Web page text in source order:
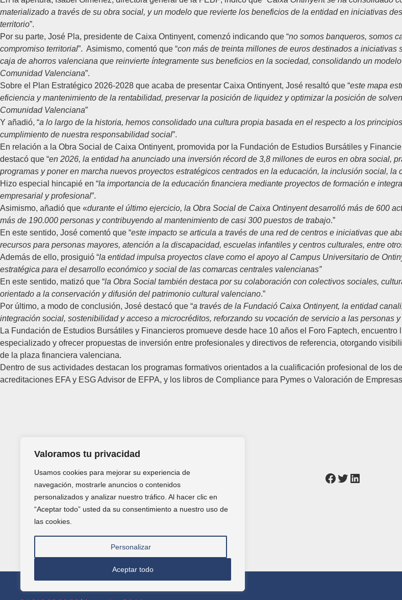
Valoramos tu privacidad
Usamos cookies para mejorar su experiencia de
navegación, mostrarle anuncios o contenidos
personalizados y analizar nuestro tráfico. Al hacer clic en
“Aceptar todo” usted da su consentimiento a nuestro uso de
las cookies.
Personalizar
Aceptar todo
materializado a través de su obra social, y un modelo que revierte los beneficios de la entidad en iniciativas
territorio”.
Por su parte, José Pla, presidente de Caixa Ontinyent, comenzó indicando que “no somos banqueros, somos
compromiso territorial”. Asimismo, comentó que “con más de treinta millones de euros destinados a iniciativas
caja de ahorros valenciana que reinvierte íntegramente sus beneficios en la sociedad, consolidando un
Comunidad Valenciana”.
Sobre el Plan Estratégico 2026-2028 que acaba de presentar Caixa Ontinyent, José resaltó que “este mapa
eficiencia y mantenimiento de la rentabilidad, preservar la posición de liquidez y optimizar la posición de
Comunidad Valenciana”
Y añadió, “a lo largo de la historia, hemos consolidado una cultura propia basada en el respecto a los
cumplimiento de nuestra responsabilidad social”.
En relación a la Obra Social de Caixa Ontinyent, promovida por la Fundación de Estudios Bursátiles y
destacó que “en 2026, la entidad ha anunciado una inversión récord de 3,8 millones de euros en obra social,
programas y poner en marcha nuevos proyectos estratégicos centrados en la educación, la inclusión social, la
Hizo especial hincapié en “la importancia de la educación financiera mediante proyectos de formación e
empresarial y profesional”.
Asimismo, añadió que «durante el último ejercicio, la Obra Social de Caixa Ontinyent desarrolló más de 600
más de 190.000 personas y contribuyendo al mantenimiento de casi 300 puestos de trabajo.”
En este sentido, José comentó que “este impacto se articula a través de una red de centros e iniciativas que
recursos para personas mayores, atención a la discapacidad, escuelas infantiles y centros culturales, entre
Además de ello, prosiguió “la entidad impulsa proyectos clave como el apoyo al Campus Universitario de
estratégica para el desarrollo económico y social de las comarcas centrales valencianas”
En este sentido, matizó que “la Obra Social también destaca por su colaboración con colectivos sociales,
orientado a la conservación y difusión del patrimonio cultural valenciano.”
Por último, a modo de conclusión, José destacó que “a través de la Fundació Caixa Ontinyent, la entidad
integración social, sostenibilidad y acceso a microcréditos, reforzando su vocación de servicio a las personas
La Fundación de Estudios Bursátiles y Financieros promueve desde hace 10 años el Foro Faptech,
especializado y ofrecer propuestas de inversión entre profesionales y directivos de referencia, otorgando
de la plaza financiera valenciana.
Dentro de sus actividades destacan los programas formativos orientados a la cualificación profesional de los
acreditaciones EFA y ESG Advisor de EFPA, y los libros de Compliance para Pymes o Valoración de